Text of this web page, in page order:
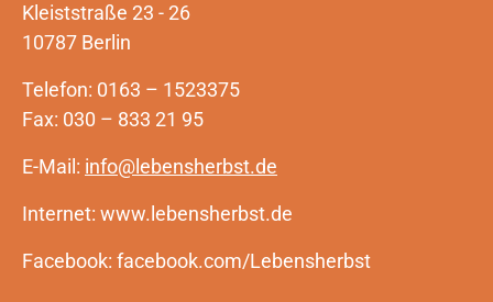
Kleiststraße 23 - 26
10787 Berlin
Telefon: 0163 – 1523375
Fax: 030 – 833 21 95
E-Mail: info@lebensherbst.de
Internet: www.lebensherbst.de
Facebook: facebook.com/Lebensherbst